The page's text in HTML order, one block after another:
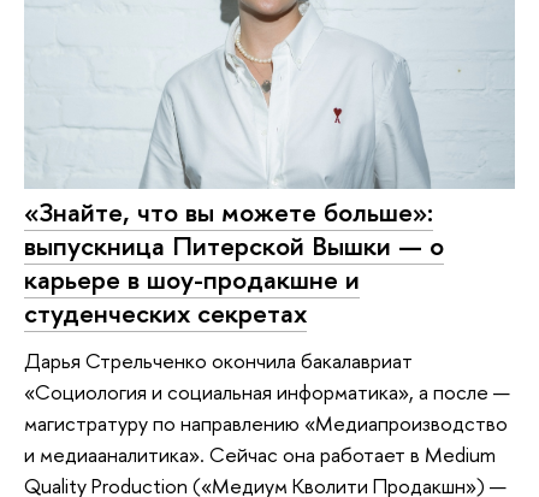
«Знайте, что вы можете больше»:
выпускница Питерской Вышки — о
карьере в шоу-продакшне и
студенческих секретах
Дарья Стрельченко окончила бакалавриат
«Социология и социальная информатика», а после —
магистратуру по направлению «Медиапроизводство
и медиааналитика». Сейчас она работает в Medium
Quality Production («Медиум Кволити Продакшн») —